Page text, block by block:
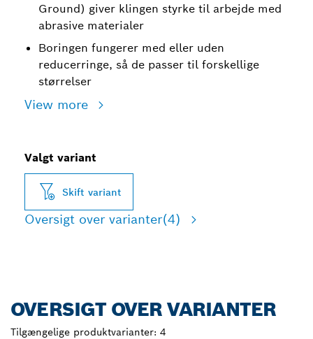
Ground) giver klingen styrke til arbejde med
abrasive materialer
Boringen fungerer med eller uden
reducerringe, så de passer til forskellige
størrelser
View more
Valgt variant
Skift variant
Oversigt over varianter(4)
OVERSIGT OVER VARIANTER
Tilgængelige produktvarianter: 4